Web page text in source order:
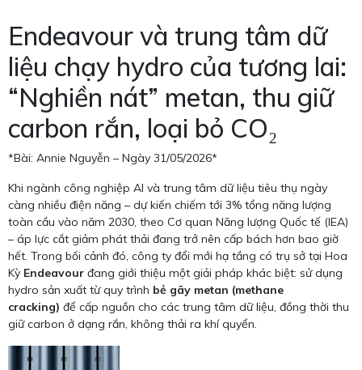
Endeavour và trung tâm dữ
liệu chạy hydro của tương lai:
“Nghiền nát” metan, thu giữ
carbon rắn, loại bỏ CO₂
*Bài: Annie Nguyễn – Ngày 31/05/2026*
Khi ngành công nghiệp AI và trung tâm dữ liệu tiêu thụ ngày
càng nhiều điện năng – dự kiến chiếm tới 3% tổng năng lượng
toàn cầu vào năm 2030, theo Cơ quan Năng lượng Quốc tế (IEA)
– áp lực cắt giảm phát thải đang trở nên cấp bách hơn bao giờ
hết. Trong bối cảnh đó, công ty đổi mới hạ tầng có trụ sở tại Hoa
Kỳ Endeavour đang giới thiệu một giải pháp khác biệt: sử dụng
hydro sản xuất từ quy trình bẻ gãy metan (methane
cracking) để cấp nguồn cho các trung tâm dữ liệu, đồng thời thu
giữ carbon ở dạng rắn, không thải ra khí quyển.